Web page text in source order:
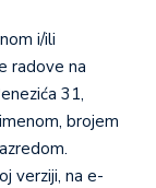
i/ili
radove na
31,
brojem
verziji, na e-